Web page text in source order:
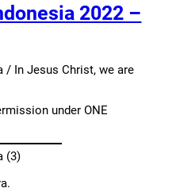
2022 –
/ In Jesus Christ, we are
under ONE
(3)